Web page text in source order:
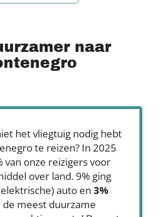
naar
het vliegtuig nodig hebt
te reizen? In 2025
van onze reizigers voor
over land. 9% ging
auto en 3%
de meest duurzame